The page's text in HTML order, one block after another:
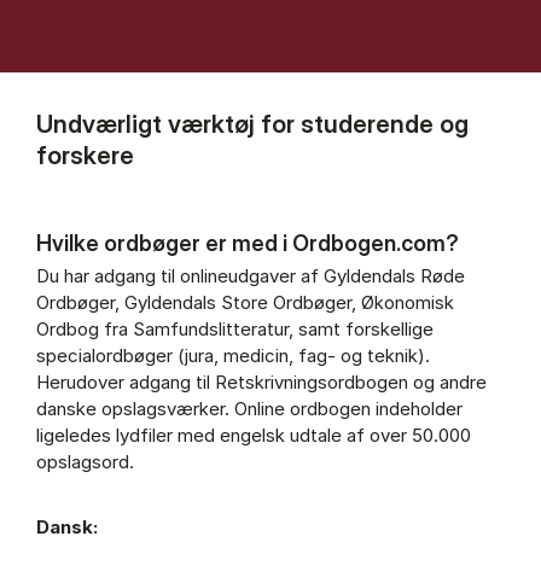
Undværligt værktøj for studerende og
forskere
Hvilke ordbøger er med i Ordbogen.com?
Du har adgang til onlineudgaver af Gyldendals Røde
Ordbøger, Gyldendals Store Ordbøger, Økonomisk
Ordbog fra Samfundslitteratur, samt forskellige
specialordbøger (jura, medicin, fag- og teknik).
Herudover adgang til Retskrivningsordbogen og andre
danske opslagsværker. Online ordbogen indeholder
ligeledes lydfiler med engelsk udtale af over 50.000
opslagsord.
Dansk: